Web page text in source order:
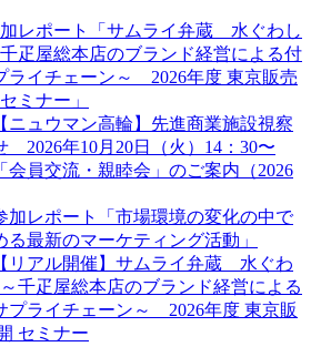
レポート「サムライ弁蔵 水ぐわし
疋屋総本店のブランド経営による付
ライチェーン～ 2026年度 東京販売
ミナー」
【ニュウマン高輪】先進商業施設視察
2026年10月20日（火）14：30〜
「会員交流・親睦会」のご案内（2026
加レポート「市場環境の変化の中で
最新のマーケティング活動」
【リアル開催】サムライ弁蔵 水ぐわ
千疋屋総本店のブランド経営による
プライチェーン～ 2026年度 東京販
セミナー